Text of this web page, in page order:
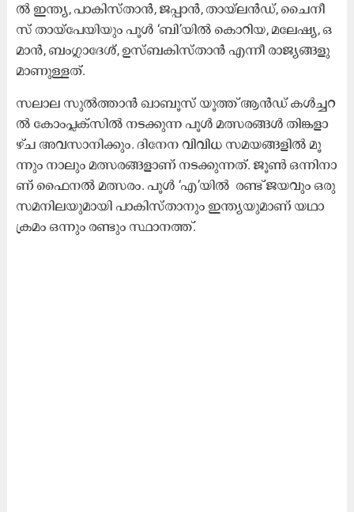
ല്‍ ഇ​ന്ത്യ, പാ​കി​സ്താ​ന്‍, ജ​പ്പാ​ന്‍, താ​യ്‍ല​ൻ​ഡ്, ചൈ​നീ​
സ് താ​യ്​​പേ​യി​യും പൂ​ള്‍ ‘ബി’​യി​ല്‍ കൊ​റി​യ, മ​ലേ​ഷ്യ, ഒ​
മാ​ന്‍, ബം​ഗ്ലാ​ദേ​ശ്, ഉ​സ്ബ​കി​സ്താ​ന്‍ എ​ന്നീ രാ​ജ്യ​ങ്ങ​ളു​
മാ​ണു​ള്ള​ത്.
സ​ലാ​ല സു​ല്‍‌​ത്താ​ന്‍ ഖാ​ബൂ​സ് യൂ​ത്ത് ആ​ൻ​ഡ്​ ക​ള്‍ച്ച​റ​
ല്‍ കോം​പ്ല​ക്സി​ല്‍ ന​ട​ക്കു​ന്ന പൂ​ള്‍ മ​ത്സ​ര​ങ്ങ​ള്‍ തി​ങ്ക​ളാ​
ഴ്ച അ​വ​സാ​നി​ക്കും. ദി​നേ​ന വി​വി​ധ സ​മ​യ​ങ്ങ​ളി​ല്‍ മൂ​
ന്നും നാ​ലും മ​ത്സ​ര​ങ്ങ​ളാ​ണ്‌ ന​ട​ക്കു​ന്ന​ത്. ജൂ​ണ്‍ ഒ​ന്നി​നാ​
ണ്‌ ഫൈ​ന​ല്‍ മ​ത്സ​രം. പൂ​ൾ ‘എ’​യി​ൽ ​ ര​ണ്ട്​ ജ​യ​വും ഒ​രു
സ​മ​നി​ല​യു​മാ​യി പാ​കി​സ്താ​നും ഇ​ന്ത്യ​യു​മാ​ണ്​ യ​ഥാ​
ക്ര​മം ഒ​ന്നും ര​ണ്ടും സ്ഥാ​ന​ത്ത്.